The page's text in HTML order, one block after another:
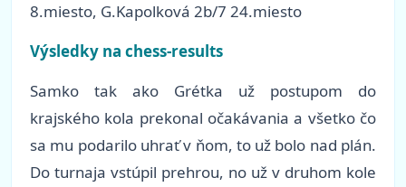
8.miesto, G.Kapolková 2b/7 24.miesto
Výsledky na chess-results
Samko tak ako Grétka už postupom do
krajského kola prekonal očakávania a všetko čo
sa mu podarilo uhrať v ňom, to už bolo nad plán.
Do turnaja vstúpil prehrou, no už v druhom kole